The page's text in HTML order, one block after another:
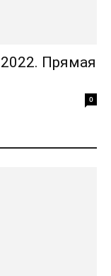
Прямая
0